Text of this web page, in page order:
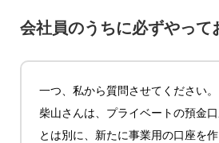
会社員のうちに必ずやって
一つ、私から質問させてください。
柴山さんは、プライベートの預金
とは別に、新たに事業用の口座を作